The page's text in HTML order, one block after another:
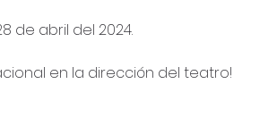
de abril del 2024.
en la dirección del teatro!